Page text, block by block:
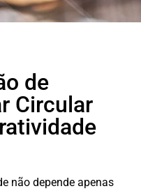
de
Circular
não depende apenas